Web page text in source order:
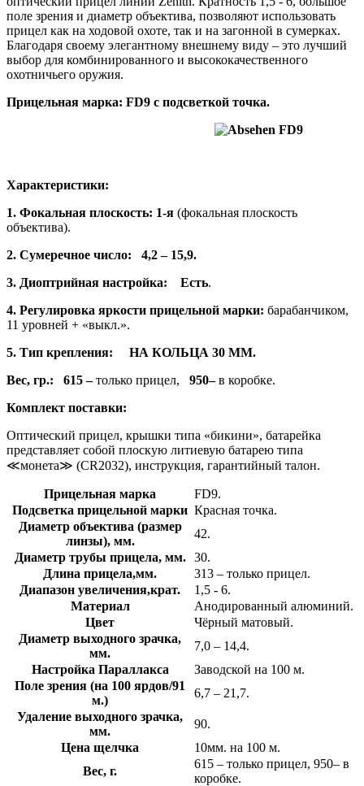
поле зрения и диаметр объектива, позволяют использовать
прицел как на ходовой охоте, так и на загонной в сумерках.
Благодаря своему элегантному внешнему виду – это лучший
выбор для комбинированного и высококачественного
охотничьего оружия.
Прицельная марка: FD9 с подсветкой точка.
Характеристики:
1. Фокальная плоскость: 1-я (фокальная плоскость
объектива).
2. Сумеречное число: 4,2 – 15,9.
3. Диоптрийная настройка: Есть.
4. Регулировка яркости прицельной марки: барабанчиком,
11 уровней + «выкл.».
5. Тип крепления: НА КОЛЬЦА 30 ММ.
Вес, гр.: 615 –только прицел, 950–в коробке.
Комплект поставки:
Оптический прицел, крышки типа «бикини», батарейка
представляет собой плоскую литиевую батарею типа
≪монета≫ (CR2032), инструкция, гарантийный талон.
Прицельная марка
FD9.
Подсветка прицельной марки Красная точка.
Диаметр объектива (размер
линзы), мм.
42.
Диаметр трубы прицела, мм.
30.
Длина прицела,мм.
313 – только прицел.
Диапазон увеличения,крат.
1,5 - 6.
Материал
Анодированный алюминий.
Цвет
Чёрный матовый.
Диаметр выходного зрачка,
мм.
7,0 – 14,4.
Настройка Параллакса
Заводской на 100 м.
Поле зрения (на 100 ярдов/91
м.)
6,7 – 21,7.
Удаление выходного зрачка,
мм.
90.
Цена щелчка
10мм. на 100 м.
Вес, г.
615 – только прицел, 950– в
коробке.